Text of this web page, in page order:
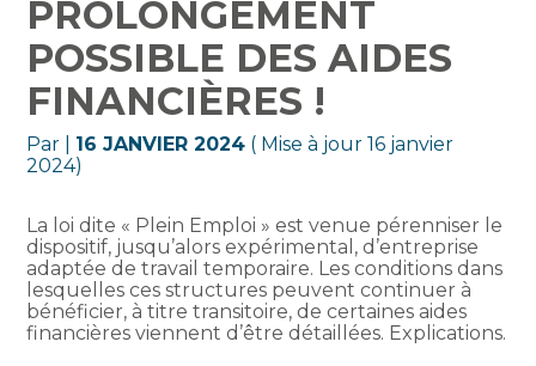
PROLONGEMENT
POSSIBLE DES AIDES
FINANCIÈRES !
Par 16 JANVIER 2024 ( Mise à jour 16 janvier
2024)
La loi dite « Plein Emploi » est venue pérenniser le
dispositif, jusqu’alors expérimental, d’entreprise
adaptée de travail temporaire. Les conditions dans
lesquelles ces structures peuvent continuer à
bénéficier, à titre transitoire, de certaines aides
financières viennent d’être détaillées. Explications.